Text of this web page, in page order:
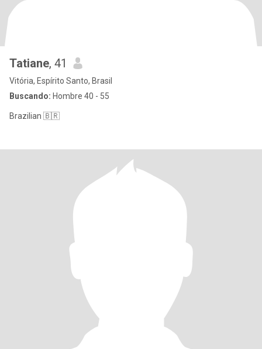
Tatiane, 41
Vitória, Espírito Santo, Brasil
Buscando: Hombre 40 - 55
Brazilian 🇧🇷